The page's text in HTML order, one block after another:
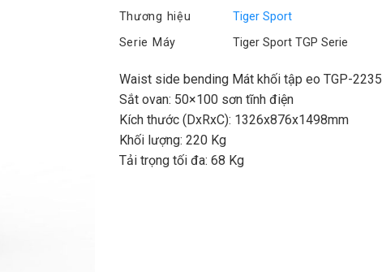
Thương hiệu
Tiger Sport
Serie Máy
Tiger Sport TGP Serie
Waist side bending Mát khối tập eo TGP-2235
Sắt ovan: 50×100 sơn tĩnh điện
Kích thước (DxRxC): 1326x876x1498mm
Khối lượng: 220 Kg
Tải trọng tối đa: 68 Kg